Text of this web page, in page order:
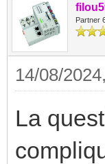
Partner
14/08/
La